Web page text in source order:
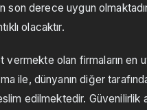
son derece uygun
olacaktır.
vermekte olan firmaların en
ile, dünyanın diğer
edilmektedir. Güvenilirlik